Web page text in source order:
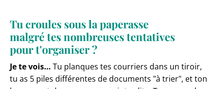
Tu croules sous la paperasse
malgré tes nombreuses tentatives
pour t'organiser ?
Je te vois… Tu planques tes courriers dans un tiroir,
tu as 5 piles différentes de documents "à trier", et ton